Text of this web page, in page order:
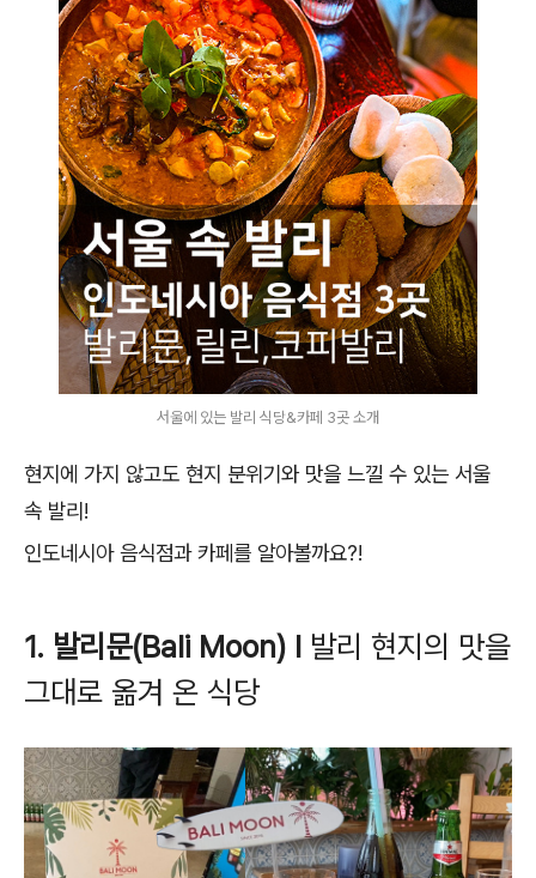
서울에 있는 발리 식당&카페 3곳 소개
현지에 가지 않고도 현지 분위기와 맛을 느낄 수 있는 서울
속 발리!
인도네시아 음식점과 카페를 알아볼까요?!
1. 발리문(Bali Moon) l 발리 현지의 맛을
그대로 옮겨 온 식당